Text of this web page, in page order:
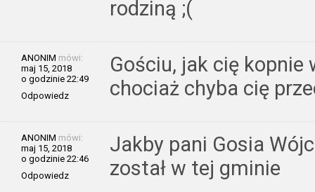
rodziną ;(
ANONIM mówi:
maj 15, 2018
o godzinie 22:49
Odpowiedz
Gościu, jak cię kopnie
chociaż chyba cię
ANONIM mówi:
maj 15, 2018
o godzinie 22:46
Odpowiedz
Jakby pani Gosia
został w tej gminie